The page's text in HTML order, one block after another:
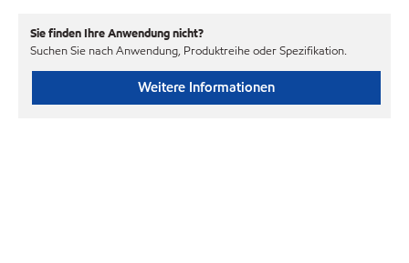
Sie finden Ihre Anwendung nicht?
Suchen Sie nach Anwendung, Produktreihe oder Spezifikation.
Weitere Informationen